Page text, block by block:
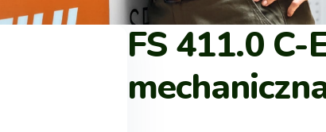
FS 411.0 C-